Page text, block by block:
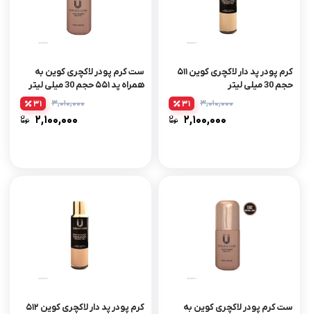
کرم پودر پد دار لاکچری کوین ۵۱۱
حجم 30 میلی لیتر
۳,۰۱۰,۰۰۰
۲,۱۰۰,۰۰۰
31
ست کرم پودر لاکچری کوین به
همراه پد ۵۵۱ حجم 30 میلی لیتر
۳,۰۱۰,۰۰۰
۲,۱۰۰,۰۰۰
31
ست کرم پودر لاکچری کوین به
کرم پودر پد دار لاکچری کوین ۵۱۲